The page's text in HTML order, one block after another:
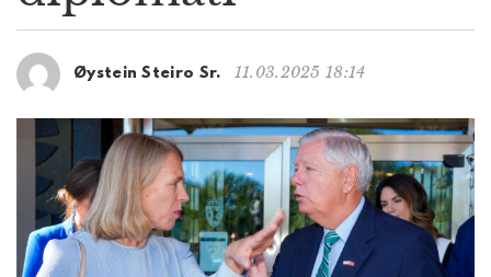
t
n
Øystein Steiro Sr. 11.03.2025 18:14